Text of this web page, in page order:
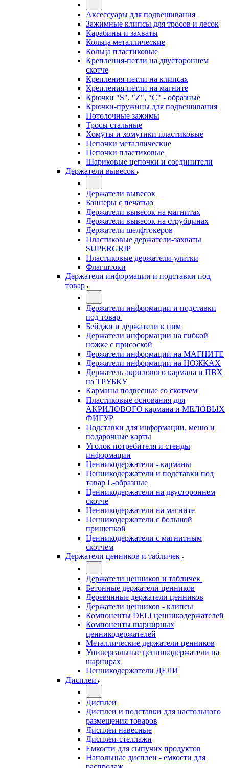
Аксессуары для подвешивания
Зажимные клипсы для тросов и лесок
Карабины и захваты
Кольца металлические
Кольца пластиковые
Крепления-петли на двустороннем
скотче
Крепления-петли на клипсах
Крепления-петли на магните
Крючки "S", "Z", "C" - образные
Крючки-пружины для подвешивания
Потолочные зажимы
Тросы стальные
Хомуты и хомутики пластиковые
Цепочки металлические
Цепочки пластиковые
Шариковые цепочки и соединители
Держатели вывесок
Держатели вывесок
Баннеры с печатью
Держатели вывесок на магнитах
Держатели вывесок на струбцинах
Держатели шелфтокеров
Пластиковые держатели-захваты
SUPERGRIP
Пластиковые держатели-улитки
Флагштоки
Держатели информации и подставки под
товар
Держатели информации и подставки
под товар
Бейджи и держатели к ним
Держатели информации на гибкой
ножке с присоской
Держатели информации на МАГНИТЕ
Держатели информации на НОЖКАХ
Держатель акрилового кармана и ПВХ
на ТРУБКУ
Карманы подвесные со скотчем
Пластиковые основания для
АКРИЛОВОГО кармана и МЕЛОВЫХ
ФИГУР
Подставки для информации, меню и
подарочные карты
Уголок потребителя и стенды
информации
Ценникодержатели - карманы
Ценникодержатели и подставки под
товар L-образные
Ценникодержатели на двустороннем
скотче
Ценникодержатели на магните
Ценникодержатели с большой
прищепкой
Ценникодержатели с магнитным
скотчем
Держатели ценников и табличек
Держатели ценников и табличек
Бетонные держатели ценников
Деревянные держатели ценников
Держатели ценников - клипсы
Компоненты DELI ценникодержателей
Компоненты шарнирных
ценникодержателей
Металлические держатели ценников
Универсальные ценникодержатели на
шарнирах
Ценникодержатели ДЕЛИ
Дисплеи
Дисплеи
Дисплеи и подставки для настольного
размещения товаров
Дисплеи навесные
Дисплеи-стеллажи
Емкости для сыпучих продуктов
Напольные дисплеи - емкости для